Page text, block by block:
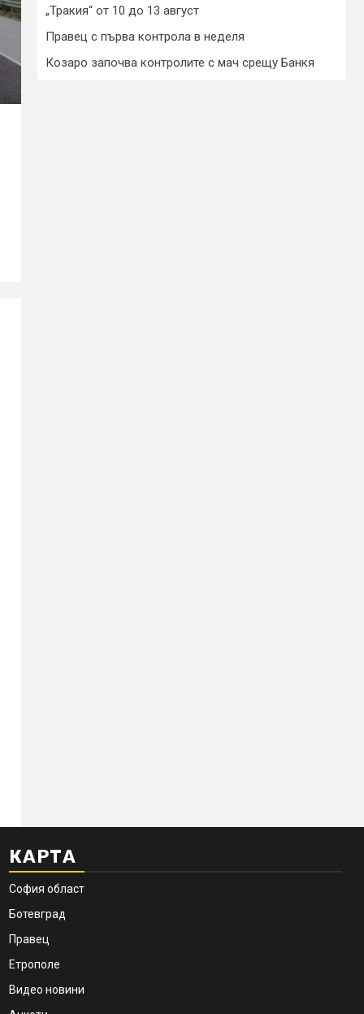
„Тракия“ от 10 до 13 август
Правец с първа контрола в неделя
Козаро започва контролите с мач срещу Банкя
КАРТА
София област
Ботевград
Правец
Етрополе
Видео новини